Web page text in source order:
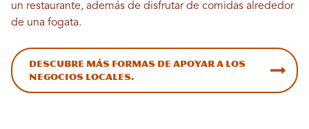
un restaurante, además de disfrutar de comidas alrededor
de una fogata.
Descubre más formas de apoyar a los
negocios locales.